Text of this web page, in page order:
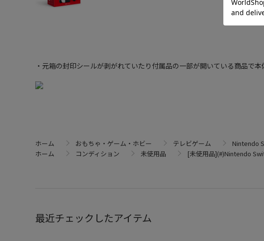
・元箱の封印シールが剥がれていたり付属品の一部が開いている商品で
ホーム おもちゃ・ゲーム・ホビー テレビゲーム Nintendo
ホーム
コンディション 未使用品 [未使用品](#)Nintendo
最近チェックしたアイテム